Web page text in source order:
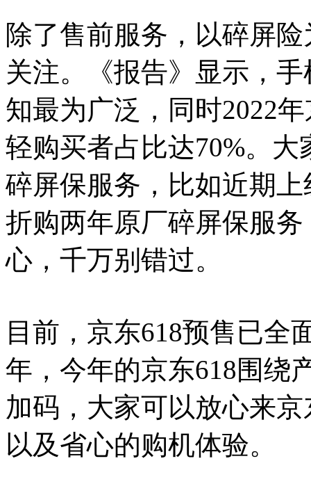
除了售前服务，以碎屏
关注。《报告》显示，
知最为广泛，同时2022
轻购买者占比达70%。
碎屏保服务，比如近期上
折购两年原厂碎屏保服
心，千万别错过。
目前，京东618预售已全
年，今年的京东618围绕
加码，大家可以放心来
以及省心的购机体验。